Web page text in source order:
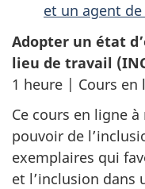
et un agent
Adopter un état
lieu de travail
1 heure | Cours en
Ce cours en ligne
pouvoir de
exemplaires qui
et l’inclusion dans